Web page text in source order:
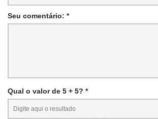
Seu comentário: *
Qual o valor de 5 + 5? *